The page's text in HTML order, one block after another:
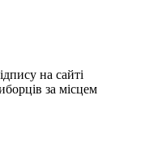
на сайті
за місцем